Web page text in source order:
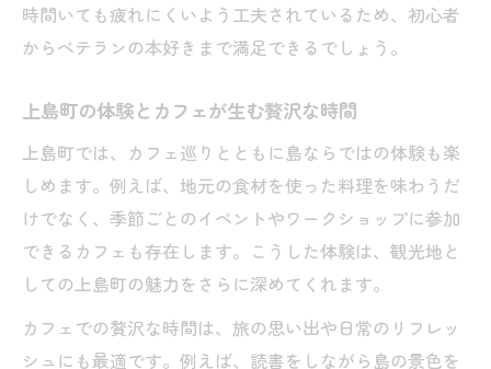
時間いても疲れにくいよう工夫されているため、初心者
からベテランの本好きまで満足できるでしょう。
上島町の体験とカフェが生む贅沢な時間
上島町では、カフェ巡りとともに島ならではの体験も楽
しめます。例えば、地元の食材を使った料理を味わうだ
けでなく、季節ごとのイベントやワークショップに参加
できるカフェも存在します。こうした体験は、観光地と
しての上島町の魅力をさらに深めてくれます。
カフェでの贅沢な時間は、旅の思い出や日常のリフレッ
シュにも最適です。例えば、読書をしながら島の景色を